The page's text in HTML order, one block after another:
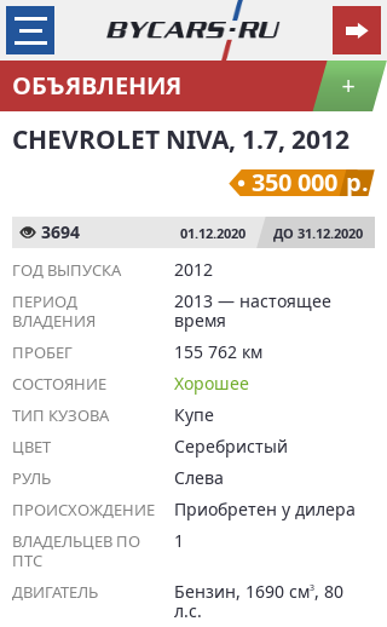
ОБЪЯВЛЕНИЯ +
CHEVROLET NIVA, 1.7, 2012
350 000 р.
3694 01.12.2020 ДО 31.12.2020
ГОД ВЫПУСКА 2012
ПЕРИОД
ВЛАДЕНИЯ
2013 — настоящее
время
ПРОБЕГ 155 762 км
СОСТОЯНИЕ Хорошее
ТИП КУЗОВА Купе
ЦВЕТ Серебристый
РУЛЬ Слева
ПРОИСХОЖДЕНИЕ Приобретен у дилера
ВЛАДЕЛЬЦЕВ ПО
ПТС
1
ДВИГАТЕЛЬ Бензин, 1690 см3, 80
л.с.